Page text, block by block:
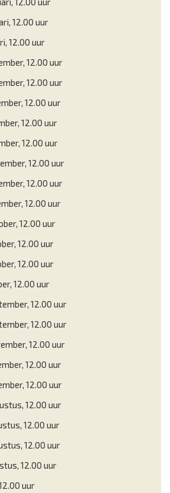
12.00 uur
12.00 uur
12.00 uur
12.00 uur
12.00 uur
12.00 uur
12.00 uur
12.00 uur
12.00 uur
12.00 uur
12.00 uur
12.00 uur
12.00 uur
12.00 uur
12.00 uur
12.00 uur
12.00 uur
12.00 uur
12.00 uur
12.00 uur
12.00 uur
12.00 uur
12.00 uur
uur